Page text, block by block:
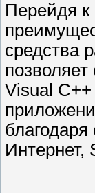
Перейдя к
средства
Visual
Интернет,